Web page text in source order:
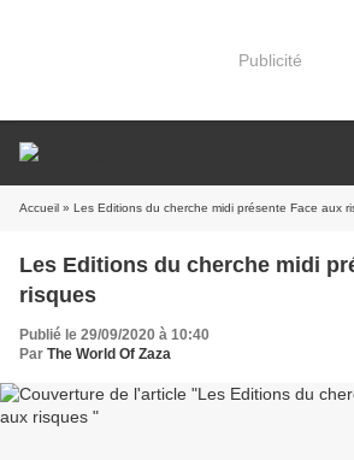
Publicité
Accueil » Les Editions du cherche midi présente Face aux
Les Editions du cherche midi
risques
Publié le 29/09/2020 à 10:40
Par The World Of Zaza